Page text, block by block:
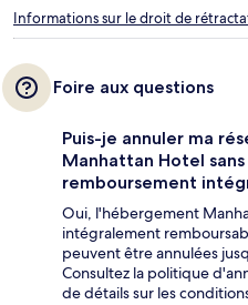
Informations sur le droit de
Foire aux questions
Puis-je annuler ma
Manhattan Hotel
remboursement
Oui, l'hébergement
intégralement
peuvent être annulées
Consultez la politique
de détails sur les